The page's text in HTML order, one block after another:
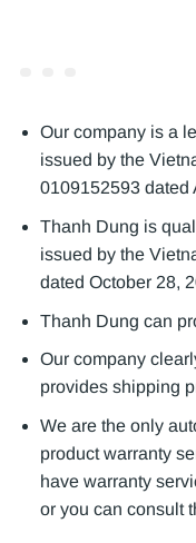
Our company is a
issued by the
0109152593 dated
Thanh Dung is
issued by the
dated October 28,
Thanh Dung can
Our company
provides shipping
We are the only
product warranty
have warranty
or you can consult